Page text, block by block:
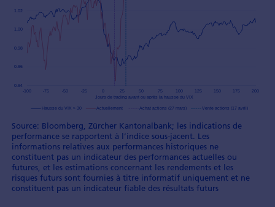
Source: Bloomberg, Zürcher Kantonalbank; les indications de
performance se rapportent à l’indice sous-jacent. Les
informations relatives aux performances historiques ne
constituent pas un indicateur des performances actuelles ou
futures, et les estimations concernant les rendements et les
risques futurs sont fournies à titre informatif uniquement et ne
constituent pas un indicateur fiable des résultats futurs